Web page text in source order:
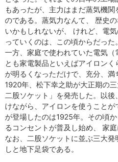
もあったが、主力はまだ蒸気機
のである。蒸気力なんて、 歴史
いかもしれないが、 けれど、電
っていくのは、この頃からだった。
一方、家庭で使われていた電気
とも家電製品といえばアイロン
が明るくなっただけで、充分、満
1920年、松下幸之助が大正期の
二股ソケット」を発売した。以
けながら、アイロンを使うこと
が登場したのは1925年。その頃
るコンセントが普及し始め、 家
なお、二股ソケットに並ぶ三大
しと地下足袋である。